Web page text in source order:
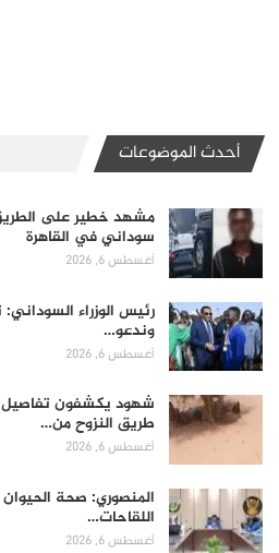
أحدث الموضوعات
مشهد خطير على
سوداني في القاهرة
أغسطس 6, 2026
رئيس الوزراء السوداني:
وندعو…
أغسطس 6, 2026
طريق النزوح من…
أغسطس 6, 2026
المنصوري: صحة الحيوان
اللقاحات…
أغسطس 6, 2026